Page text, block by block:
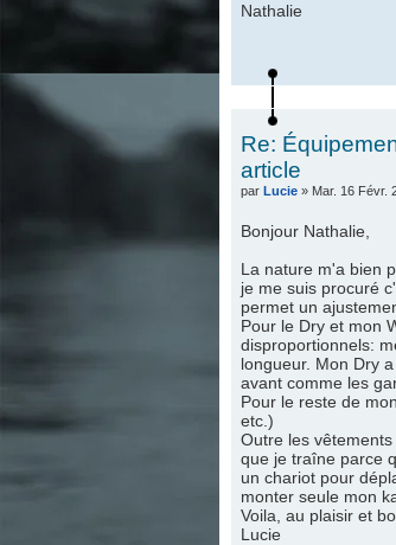
Nathalie
Re:
article
par Lucie» Mar. 16 Févr.
Bonjour Nathalie,
La nature m'a bien
je me suis procuré
permet un
Pour le Dry et mon
disproportionnels:
longueur. Mon Dry
avant comme les
Pour le reste de
etc.)
Outre les
que je traîne parce
un chariot pour
monter seule mon
Voila, au plaisir et
Lucie